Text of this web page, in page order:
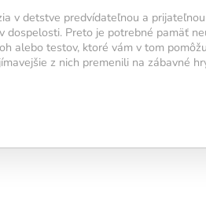
v detstve predvídateľnou a
dospelosti. Preto je potrebné pamäť
alebo testov, ktoré vám v tom
z nich premenili na zábavné